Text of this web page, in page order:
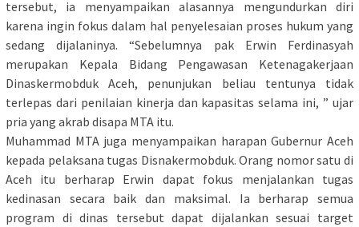
tersebut, ia menyampaikan alasannya mengundurkan diri
karena ingin fokus dalam hal penyelesaian proses hukum yang
sedang dijalaninya. “Sebelumnya pak Erwin Ferdinasyah
merupakan Kepala Bidang Pengawasan Ketenagakerjaan
Dinaskermobduk Aceh, penunjukan beliau tentunya tidak
terlepas dari penilaian kinerja dan kapasitas selama ini, ” ujar
pria yang akrab disapa MTA itu.
Muhammad MTA juga menyampaikan harapan Gubernur Aceh
kepada pelaksana tugas Disnakermobduk. Orang nomor satu di
Aceh itu berharap Erwin dapat fokus menjalankan tugas
kedinasan secara baik dan maksimal. Ia berharap semua
program di dinas tersebut dapat dijalankan sesuai target